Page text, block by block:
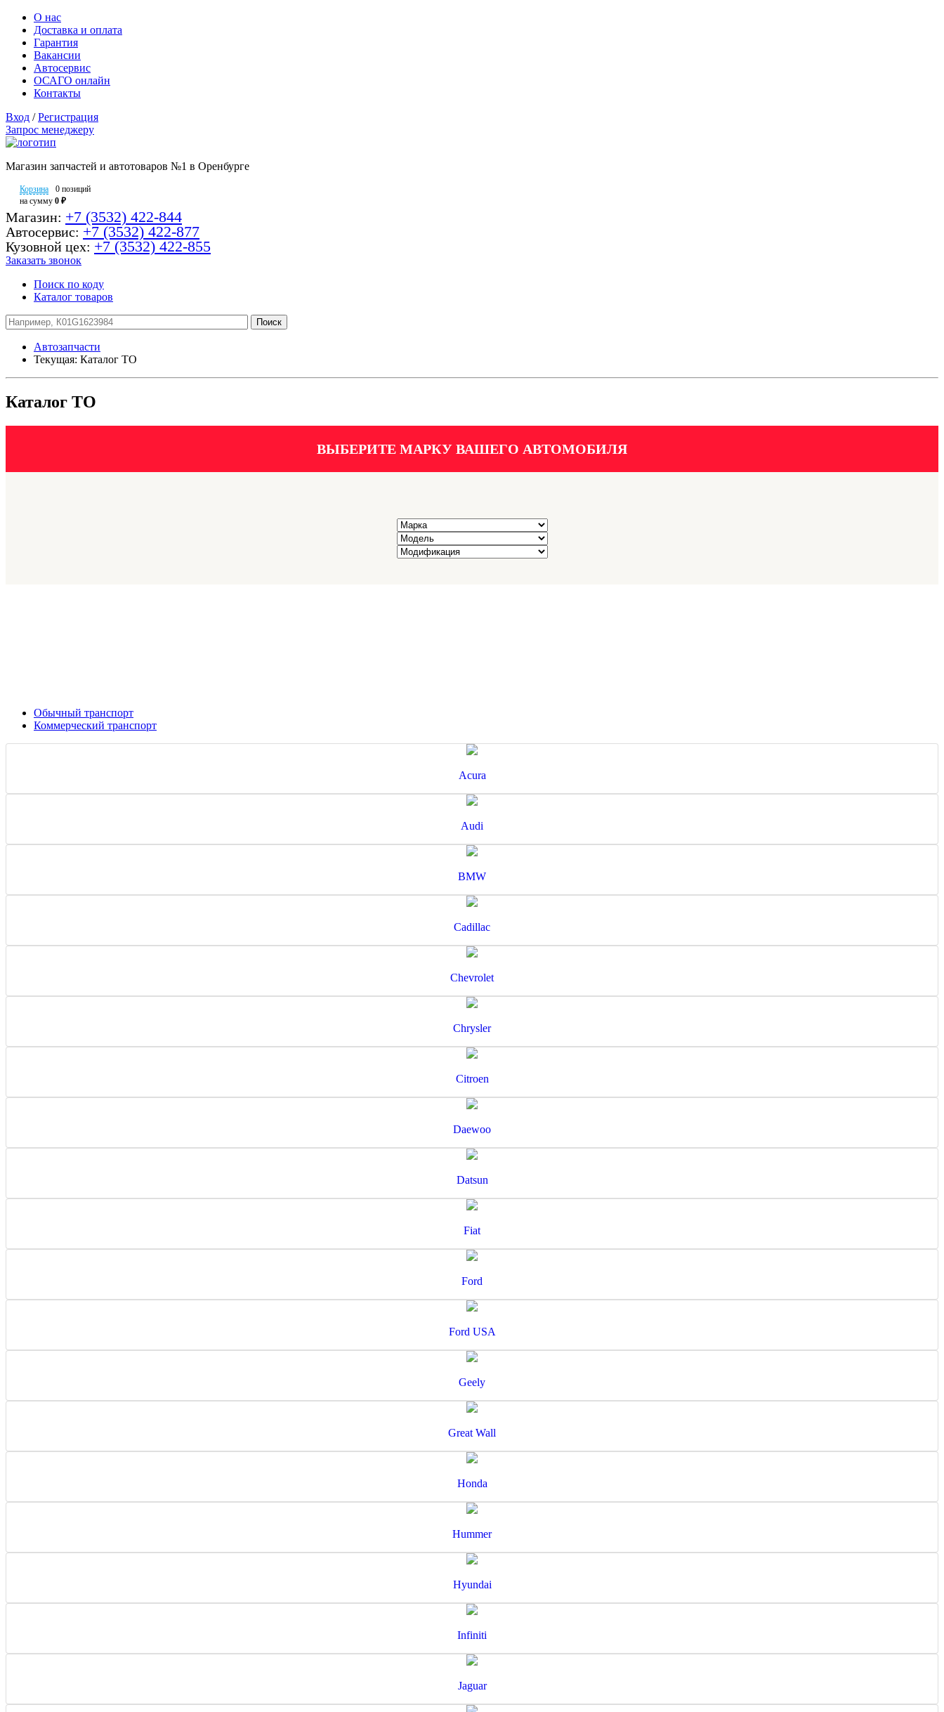
О нас
Доставка и оплата
Гарантия
Вакансии
Автосервис
ОСАГО онлайн
Контакты
Вход / Регистрация
Запрос менеджеру
Магазин запчастей и автотоваров №1 в Оренбурге
Корзина
0 позиций
на сумму 0 ₽
Магазин: +7 (3532) 422-844
Автосервис: +7 (3532) 422-877
Кузовной цех: +7 (3532) 422-855
Заказать звонок
Поиск по коду
Каталог товаров
Автозапчасти
Текущая: Каталог ТО
Каталог ТО
ВЫБЕРИТЕ МАРКУ ВАШЕГО АВТОМОБИЛЯ
Обычный транспорт
Коммерческий транспорт
Acura
Audi
BMW
Cadillac
Chevrolet
Chrysler
Citroen
Daewoo
Datsun
Fiat
Ford
Ford USA
Geely
Great Wall
Honda
Hummer
Hyundai
Infiniti
Jaguar